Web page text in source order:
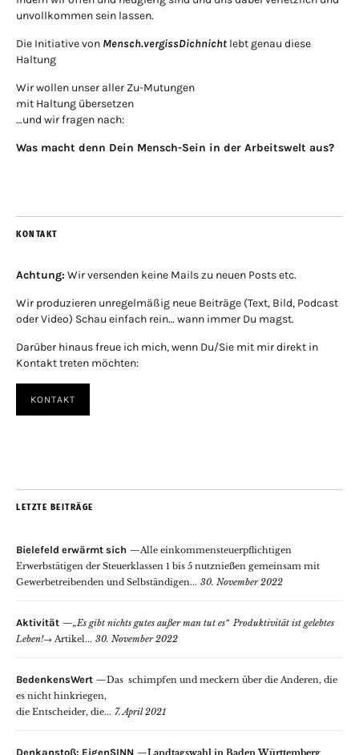
unvollkommen sein lassen.
Die Initiative von Mensch.vergissDichnicht lebt genau diese
Haltung
Wir wollen unser aller Zu-Mutungen
mit Haltung übersetzen
…und wir fragen nach:
Was macht denn Dein Mensch-Sein in der Arbeitswelt aus?
KONTAKT
Achtung: Wir versenden keine Mails zu neuen Posts etc.
Wir produzieren unregelmäßig neue Beiträge (Text, Bild, Podcast
oder Video) Schau einfach rein… wann immer Du magst.
Darüber hinaus freue ich mich, wenn Du/Sie mit mir direkt in
Kontakt treten möchten:
KONTAKT
LETZTE BEITRÄGE
Bielefeld erwärmt sich
Alle einkommensteuerpflichtigen
Erwerbstätigen der Steuerklassen 1 bis 5 nutznießen gemeinsam mit
Gewerbetreibenden und Selbständigen... 30. November 2022
Aktivität „Es gibt nichts gutes außer man tut es“ Produktivität ist gelebtes
Leben!→ Artikel... 30. November 2022
BedenkensWert
Das schimpfen und meckern über die Anderen, die
es nicht hinkriegen,
die Entscheider, die... 7. April 2021
Denkanstoß: EigenSINN Landtagswahl in Baden Württemberg